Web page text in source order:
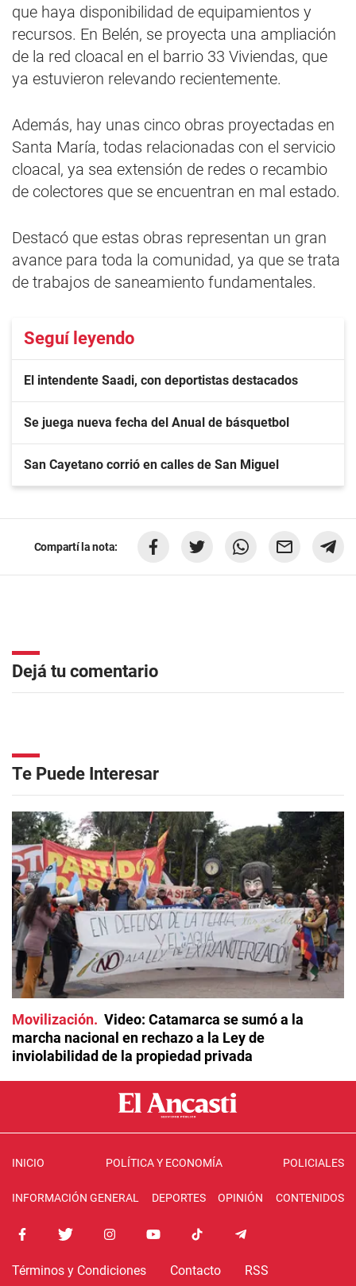
que haya disponibilidad de equipamientos y
recursos. En Belén, se proyecta una ampliación
de la red cloacal en el barrio 33 Viviendas, que
ya estuvieron relevando recientemente.
Además, hay unas cinco obras proyectadas en
Santa María, todas relacionadas con el servicio
cloacal, ya sea extensión de redes o recambio
de colectores que se encuentran en mal estado.
Destacó que estas obras representan un gran
avance para toda la comunidad, ya que se trata
de trabajos de saneamiento fundamentales.
Seguí leyendo
El intendente Saadi, con deportistas destacados
Se juega nueva fecha del Anual de básquetbol
San Cayetano corrió en calles de San Miguel
Compartí la nota:
Dejá tu comentario
Te Puede Interesar
Movilización
Video: Catamarca se sumó a la
marcha nacional en rechazo a la Ley de
inviolabilidad de la propiedad privada
INICIO POLÍTICA Y ECONOMÍA POLICIALES
INFORMACIÓN GENERAL DEPORTES OPINIÓN CONTENIDOS
Términos y Condiciones Contacto RSS